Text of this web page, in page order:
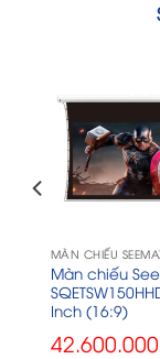
MÀN CHIẾU
Màn chiếu
Inch (16:9)
42.600.000